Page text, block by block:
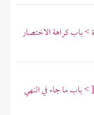
باب كراهة الاختصار
باب ما جاء في النهي